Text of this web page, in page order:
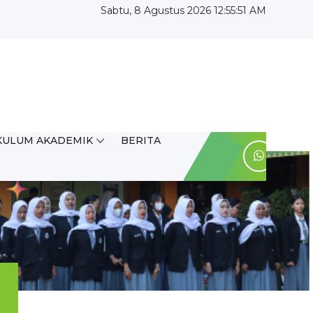
Sabtu, 8 Agustus 2026 12:55:52 AM
AKADEMIK BERITA